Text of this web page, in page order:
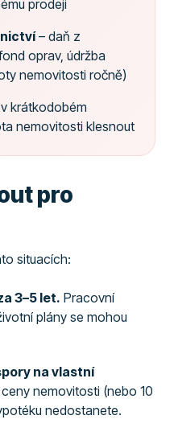
prodeji
– daň z
oprav, údržba
nemovitosti ročně)
krátkodobém
nemovitosti klesnout
pro
situacích:
3–5 let. Pracovní
plány se mohou
na vlastní
nemovitosti (nebo 10
nedostanete.